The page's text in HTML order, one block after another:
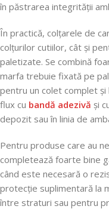
în păstrarea integrității
În practică, colțarele de
colțurilor cutiilor, cât și
paletizate. Se combină
marfa trebuie fixată pe
pentru un colet complet
flux cu bandă adezivă și
depozit sau în linia de
Pentru produse care au
completează foarte bine
când este necesară o
protecție suplimentară la
între straturi sau pentru